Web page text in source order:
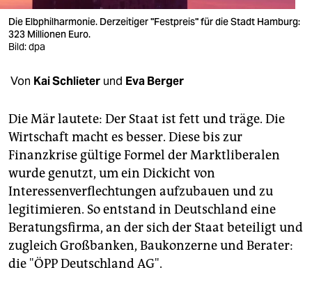
verlag
veranstaltungen
unterstützen
abo
genossenschaft
epaper login
Die Elbphilharmonie. Derzeitiger "Festpreis" für die Stadt Hamburg:
323 Millionen Euro.
Bild: dpa
Von Kai Schlieter und Eva Berger
Die Mär lautete: Der Staat ist fett und träge. Die
Wirtschaft macht es besser. Diese bis zur
Finanzkrise gültige Formel der Marktliberalen
wurde genutzt, um ein Dickicht von
Interessenverflechtungen aufzubauen und zu
legitimieren. So entstand in Deutschland eine
Beratungsfirma, an der sich der Staat beteiligt und
zugleich Großbanken, Baukonzerne und Berater:
die "ÖPP Deutschland AG".